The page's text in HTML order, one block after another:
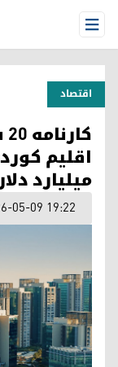
Open Menu
اقتصاد
میلیارد
05-09 19:22